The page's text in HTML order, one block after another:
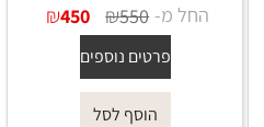
החל מ- ₪550
₪450
פרטים נוספים
הוסף לסל